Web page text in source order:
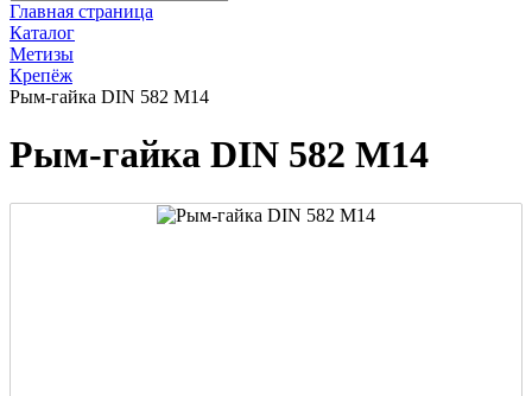
Главная страница
Каталог
Метизы
Крепёж
Рым-гайка DIN 582 М14
Рым-гайка DIN 582 М14